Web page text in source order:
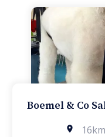
Boemel & Co
16km